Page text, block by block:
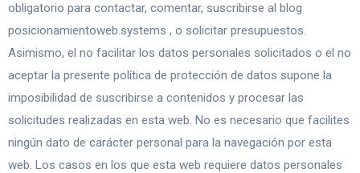
obligatorio para contactar, comentar, suscribirse al blog
posicionamientoweb.systems , o solicitar presupuestos.
Asimismo, el no facilitar los datos personales solicitados o el no
aceptar la presente política de protección de datos supone la
imposibilidad de suscribirse a contenidos y procesar las
solicitudes realizadas en esta web. No es necesario que facilites
ningún dato de carácter personal para la navegación por esta
web. Los casos en los que esta web requiere datos personales